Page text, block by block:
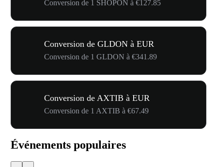
Conversion de 1 SHOPON à €127.85
Conversion de GLDON à EUR
Conversion de 1 GLDON à €341.89
Conversion de AXTIB à EUR
Conversion de 1 AXTIB à €67.49
Événements populaires